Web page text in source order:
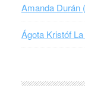
Amanda Durán
Ágota Kristóf